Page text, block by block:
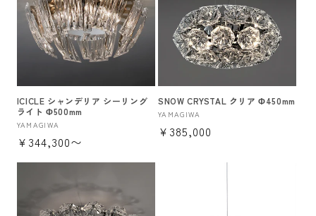
ICICLE シャンデリア シーリング
ライト Φ500mm
販
売
YAMAGIWA
通
常
¥344,300〜
SNOW CRYSTAL クリア Φ450mm
販
売
YAMAGIWA
通
¥385,000